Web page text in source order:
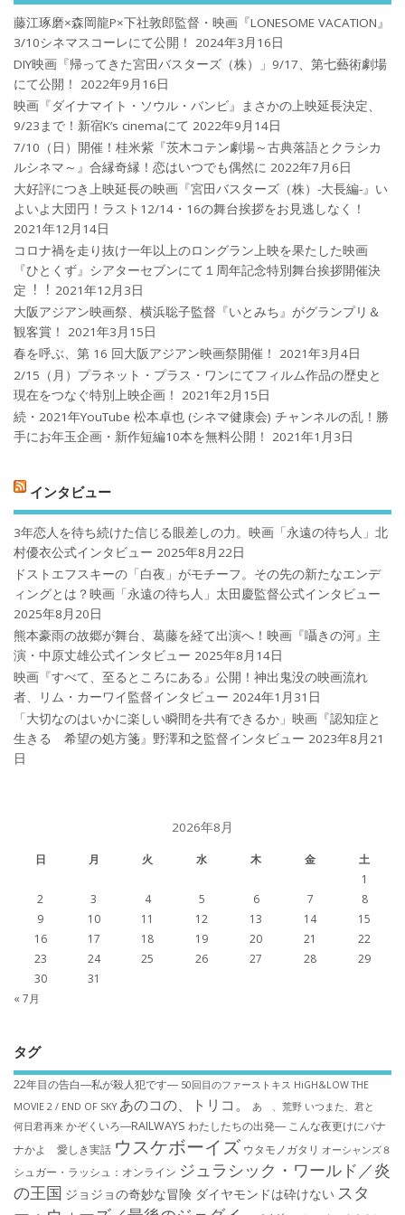
藤江琢磨×森岡龍P×下社敦郎監督・映画『LONESOME VACATION』
3/10シネマスコーレにて公開！
2024年3月16日
DIY映画『帰ってきた宮田バスターズ（株）」9/17、第七藝術劇場
にて公開！
2022年9月16日
映画『ダイナマイト・ソウル・バンビ』まさかの上映延長決定、
9/23まで！新宿K’s cinemaにて 2022年9月14日
7/10（日）開催！桂米紫『茨木コテン劇場～古典落語とクラシカ
ルシネマ～』合縁奇縁！恋はいつでも偶然に 2022年7月6日
大好評につき上映延長の映画『宮田バスターズ（株）-大長編-』い
よいよ大団円！ラスト12/14・16の舞台挨拶をお見逃しなく！
2021年12月14日
コロナ禍を⾛り抜け⼀年以上のロングラン上映を果たした映画
『ひとくず』シアターセブンにて１周年記念特別舞台挨拶開催決
定︕︕ 2021年12月3日
大阪アジアン映画祭、横浜聡子監督『いとみち』がグランプリ＆
観客賞！
2021年3月15日
春を呼ぶ、第 16 回大阪アジアン映画祭開催！
2021年3月4日
2/15（月）プラネット・プラス・ワンにてフィルム作品の歴史と
現在をつなぐ特別上映企画！
2021年2月15日
続・2021年YouTube 松本卓也 (シネマ健康会) チャンネルの乱！勝
手にお年玉企画・新作短編10本を無料公開！
2021年1月3日
インタビュー
3年恋人を待ち続けた信じる眼差しの力。映画「永遠の待ち人」北
村優衣公式インタビュー 2025年8月22日
ドストエフスキーの「白夜」がモチーフ。その先の新たなエンデ
ィングとは？映画「永遠の待ち人」太田慶監督公式インタビュー
2025年8月20日
熊本豪雨の故郷が舞台、葛藤を経て出演へ！映画『囁きの河』主
演・中原丈雄公式インタビュー 2025年8月14日
映画『すべて、至るところにある』公開！神出鬼没の映画流れ
者、リム・カーワイ監督インタビュー 2024年1月31日
「大切なのはいかに楽しい瞬間を共有できるか」映画『認知症と
生きる 希望の処方箋』野澤和之監督インタビュー 2023年8月21
日
2026年8月
日 月 火 水 木 金
土
1
2
3 4 5 6 7
8
9
10 11 12 13 14
15
16
17 18 19 20 21
22
23
24 25 26 27 28
29
30
31
« 7月
タグ
22年目の告白―私が殺人犯です― 50回目のファーストキス HiGH&LOW THE
MOVIE 2 / END OF SKY あのコの、トリコ。 あゝ、荒野 いつまた、君と
何日君再来 かぞくいろ―RAILWAYS わたしたちの出発― こんな夜更けにバナ
ナかよ 愛しき実話 ウスケボーイズ ウタモノガタリ オーシャンズ８
シュガー・ラッシュ：オ​ンライン ジュラシック・ワールド／炎
の王国 ジョジョの奇妙な冒険 ダイヤモンドは砕けない スタ